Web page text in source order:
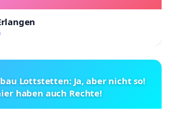
Lottstetten: Ja, aber nicht so!
haben auch Rechte!